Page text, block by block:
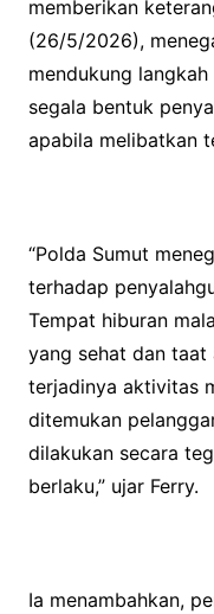
memberikan
(26/5/2026),
mendukung
segala bentuk
apabila melibatkan
“Polda Sumut
terhadap
Tempat hiburan
yang sehat dan taat
terjadinya aktivitas
ditemukan
dilakukan secara
berlaku,” ujar Ferry.
Ia menambahkan,